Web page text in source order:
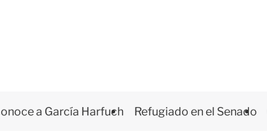
a García Harfuch Refugiado en el Senado